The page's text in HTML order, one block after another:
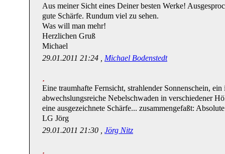
Aus meiner Sicht eines Deiner besten Werke!
gute Schärfe. Rundum viel zu sehen.
Was will man mehr!
Herzlichen Gruß
Michael
29.01.2011 21:24 , Michael Bodenstedt
Eine traumhafte Fernsicht, strahlender Sonnenschein,
abwechslungsreiche Nebelschwaden in verschiedener
eine ausgezeichnete Schärfe... zusammengefaßt:
LG Jörg
29.01.2011 21:30 , Jörg Nitz